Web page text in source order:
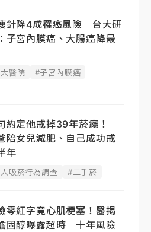
針降4成罹癌風險 台大研
子宮內膜癌、大腸癌降最
醫院
#子宮內膜癌
約定他戒掉39年菸癮！
陪女兒減肥、自己成功戒
年
吸菸行為調查 #二手菸
零紅字竟心肌梗塞！醫揭
固醇曝露超時 十年風險